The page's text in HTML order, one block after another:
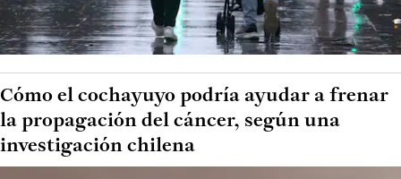
Cómo el cochayuyo podría ayudar a frenar
la propagación del cáncer, según una
investigación chilena